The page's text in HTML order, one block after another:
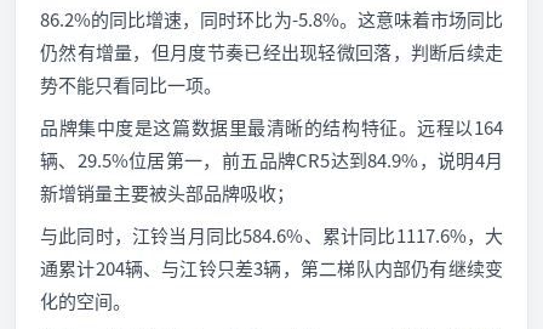
86.2%的同比增速，同时环比为-5.8%。这意味着市场同比
仍然有增量，但月度节奏已经出现轻微回落，判断后续走
势不能只看同比一项。
品牌集中度是这篇数据里最清晰的结构特征。远程以164
辆、29.5%位居第一，前五品牌CR5达到84.9%，说明4月
新增销量主要被头部品牌吸收；
与此同时，江铃当月同比584.6%、累计同比1117.6%，大
通累计204辆、与江铃只差3辆，第二梯队内部仍有继续变
化的空间。